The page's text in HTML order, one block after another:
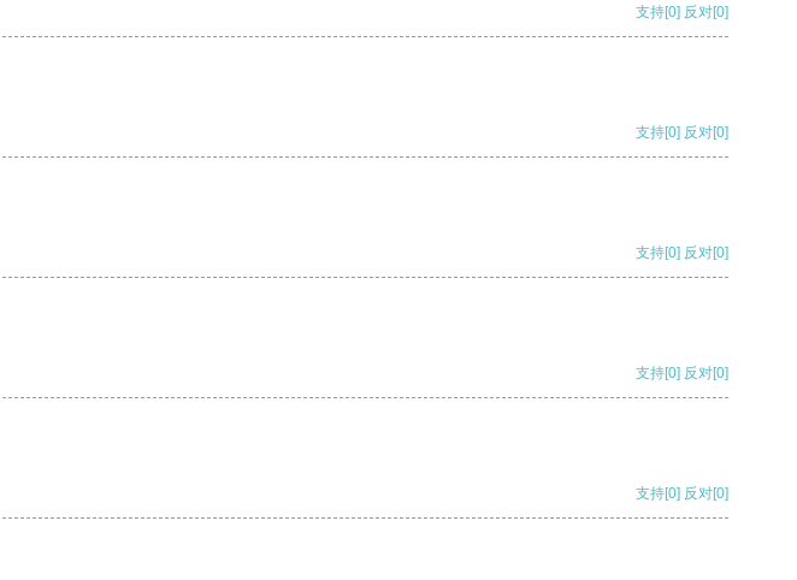
支持[0] 反对[0]
支持[0] 反对[0]
支持[0] 反对[0]
支持[0] 反对[0]
支持[0] 反对[0]